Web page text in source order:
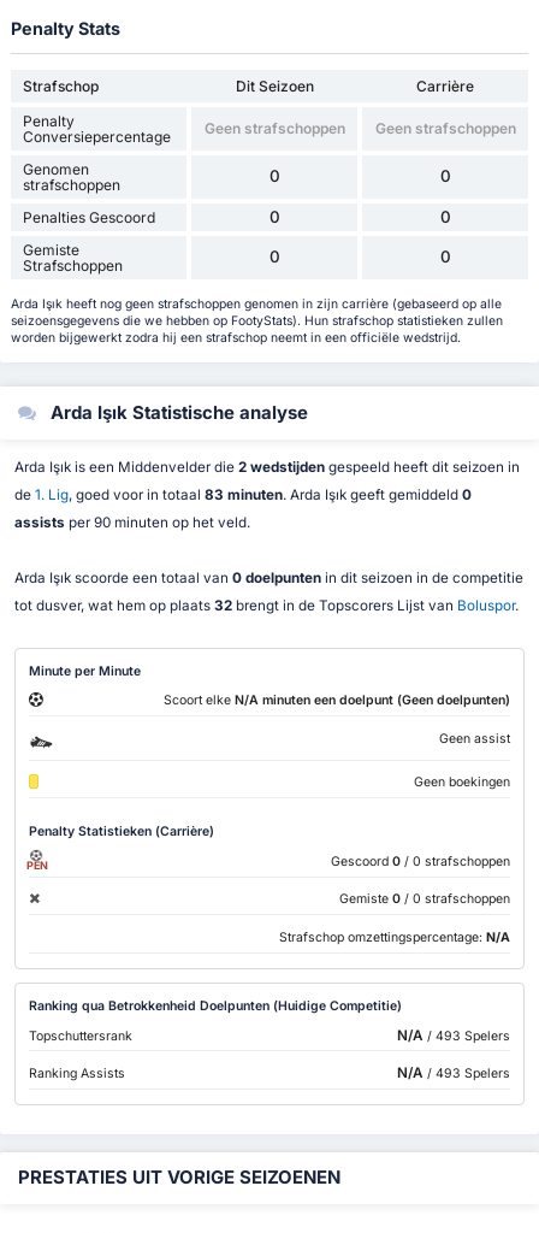
Penalty Stats
Strafschop Dit Seizoen
Carrière
Penalty
Conversiepercentage
Geen strafschoppen Geen strafschoppen
Genomen
strafschoppen
0 0
Penalties Gescoord 0 0
Gemiste
Strafschoppen
0 0
Arda Işık heeft nog geen strafschoppen genomen in zijn carrière (gebaseerd op alle
seizoensgegevens die we hebben op FootyStats). Hun strafschop statistieken zullen
worden bijgewerkt zodra hij een strafschop neemt in een officiële wedstrijd.
Arda Işık Statistische analyse
Arda Işık is een Middenvelder die 2 wedstijdengespeeld heeft dit seizoen in
de 1. Lig, goed voor in totaal 83 minuten. Arda Işık geeft gemiddeld 0
assists per 90 minuten op het veld.
Arda Işık scoorde een totaal van 0 doelpuntenin dit seizoen in de competitie
tot dusver, wat hem op plaats 32brengt in de Topscorers Lijst van Boluspor.
Minute per Minute
Scoort elke N/A minuten een doelpunt (Geen doelpunten)
Geen assist
Geen boekingen
Penalty Statistieken (Carrière)
PEN Gescoord 0 / 0 strafschoppen
Gemiste 0 / 0 strafschoppen
Strafschop omzettingspercentage: N/A
Ranking qua Betrokkenheid Doelpunten (Huidige Competitie)
Topschuttersrank
N/A / 493 Spelers
Ranking Assists N/A / 493 Spelers
PRESTATIES UIT VORIGE SEIZOENEN